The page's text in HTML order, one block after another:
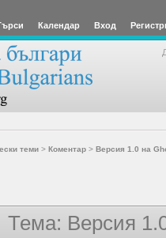
Календар Вход
теми> Коментар> Версия 1.0 на
Тема: Версия